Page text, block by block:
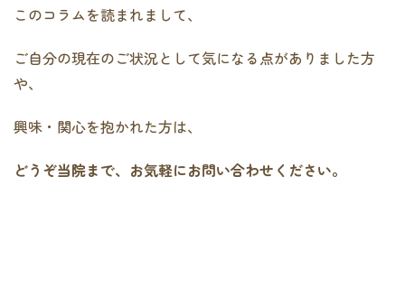
このコラムを読まれまして、
ご自分の現在のご状況として気になる点がありました方
や、
興味・関心を抱かれた方は、
どうぞ当院まで、お気軽にお問い合わせください。